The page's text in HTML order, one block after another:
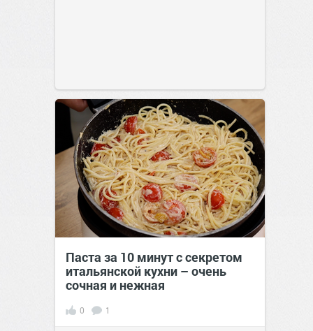
Паста за 10 минут с секретом
итальянской кухни – очень
сочная и нежная
0 1